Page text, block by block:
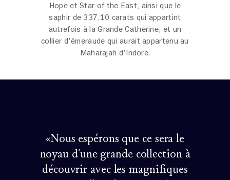
Hope et Star of the East, ainsi que le
saphir de 337,10 carats qui appartint
autrefois à la Grande Catherine, et un
collier d'émeraude qui aurait appartenu au
Maharajah d'Indore.
«Nous espérons que ce sera le
noyau d'une grande collection à
découvrir avec les magnifiques